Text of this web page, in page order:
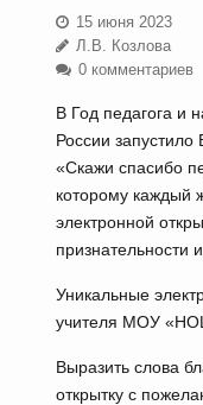
15 июня 2023
Л.В. Козлова
0 комментариев
В Год педагога и
России запустило
«Скажи спасибо
которому каждый
электронной
признательности
Уникальные
учителя МОУ
Выразить слова
открытку с